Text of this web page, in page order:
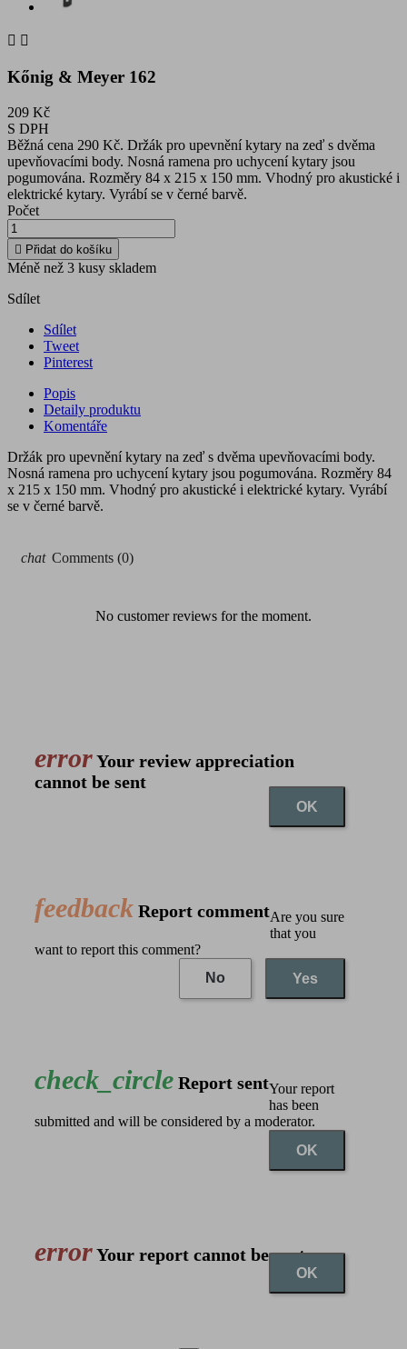
 
Kőnig & Meyer 162
209 Kč
S DPH
Běžná cena 290 Kč. Držák pro upevnění kytary na zeď s dvěma
upevňovacími body. Nosná ramena pro uchycení kytary jsou
pogumována. Rozměry 84 x 215 x 150 mm. Vhodný pro akustické i
elektrické kytary. Vyrábí se v černé barvě.
Počet
 Přidat do košíku
Méně než 3 kusy skladem
Sdílet
Sdílet
Tweet
Pinterest
Popis
Detaily produktu
Komentáře
Držák pro upevnění kytary na zeď s dvěma upevňovacími body.
Nosná ramena pro uchycení kytary jsou pogumována. Rozměry 84
x 215 x 150 mm. Vhodný pro akustické i elektrické kytary. Vyrábí
se v černé barvě.
chat Comments (0)
No customer reviews for the moment.
errorYour review appreciation
cannot be sent
OK
feedback Report commentAre you sure
that you
want to report this comment?
No
Yes
check_circle Report sentYour report
has been
submitted and will be considered by a moderator.
OK
errorYour report cannot be sent
OK